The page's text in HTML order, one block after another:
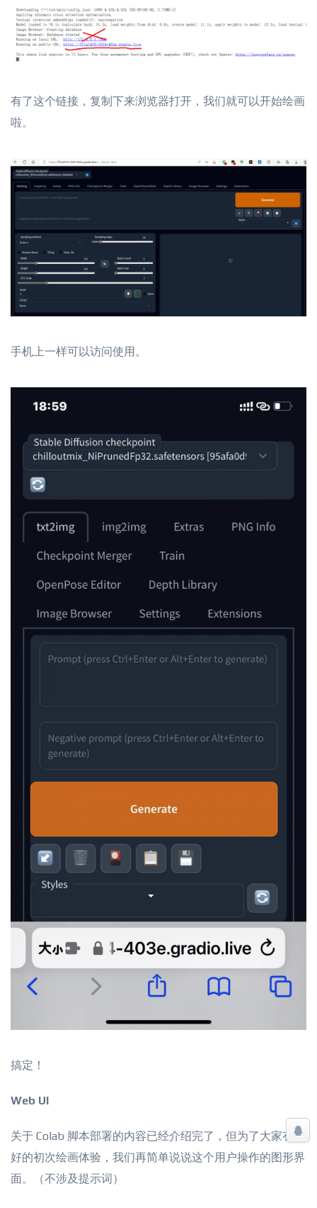
有了这个链接，复制下来浏览器打开，我们就可以开始绘画
啦。
手机上一样可以访问使用。
搞定！
Web UI
关于 Colab 脚本部署的内容已经介绍完了，但为了大家有更
好的初次绘画体验，我们再简单说说这个用户操作的图形界
面。（不涉及提示词）